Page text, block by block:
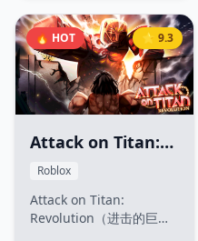
之后，尖塔再度苏醒，它
变得比以往更加饥渴且危
险。通过全新与回归的角
色构筑独特的牌组，探索
威力无穷的遗物，做出具
有深远影响的选择，并在
全新的4人在线合作模式
中，独自一人或与好友一
🔥 HOT ⭐ 9.3
Attack on Titan:
Revolution (进击的
巨人：革命)
Roblox
Attack on Titan:
Revolution（进击的巨